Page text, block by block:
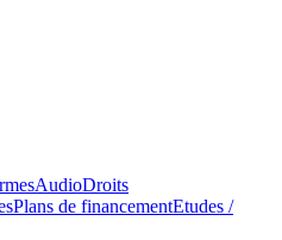
AudioDroits
Plans de financementEtudes /